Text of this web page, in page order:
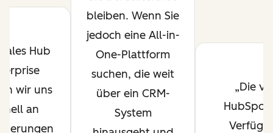
Hub
wir uns
an
bleiben. Wenn Sie
jedoch eine All-in-
One-Plattform
suchen, die weit
über ein CRM-
System
Die
HubSpot